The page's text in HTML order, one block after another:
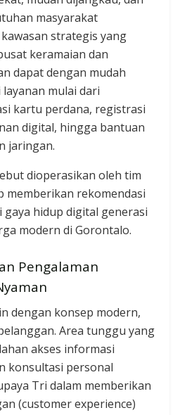
masyarakat
strategis yang
keramaian dan
dapat dengan mudah
mulai dari
kartu perdana, registrasi
digital, hingga bantuan
jaringan.
dioperasikan oleh tim
memberikan rekomendasi
hidup digital generasi
modern di Gorontalo.
Pengalaman
dengan konsep modern,
Area tunggu yang
akses informasi
konsultasi personal
Tri dalam memberikan
(customer experience)